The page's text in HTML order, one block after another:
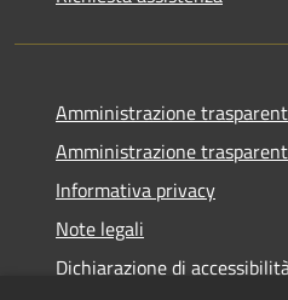
Amministrazione
Amministrazione
Informativa privacy
Note legali
Dichiarazione di